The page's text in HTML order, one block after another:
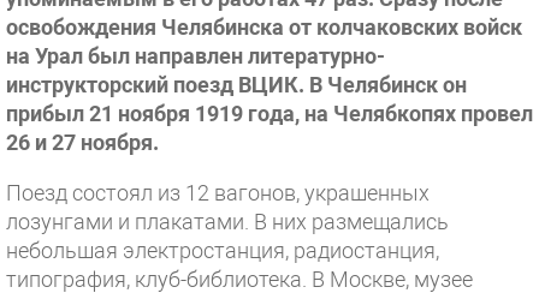
освобождения Челябинска от колчаковских войск
на Урал был направлен литературно-
инструкторский поезд ВЦИК. В Челябинск он
прибыл 21 ноября 1919 года, на Челябкопях провел
26 и 27 ноября.
Поезд состоял из 12 вагонов, украшенных
лозунгами и плакатами. В них размещались
небольшая электростанция, радиостанция,
типография, клуб-библиотека. В Москве, музее